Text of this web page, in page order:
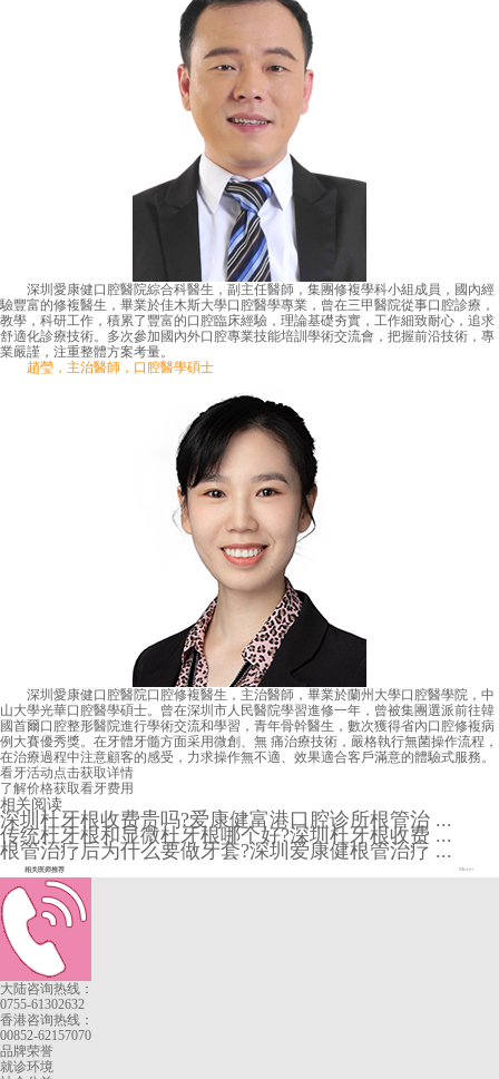
深圳愛康健口腔醫院綜合科醫生，副主任醫師，集團修複學科小組成員，國內經
驗豐富的修複醫生，畢業於佳木斯大學口腔醫學專業，曾在三甲醫院從事口腔診療，
教學，科研工作，積累了豐富的口腔臨床經驗，理論基礎夯實，工作細致耐心，追求
舒適化診療技術。多次參加國內外口腔專業技能培訓學術交流會，把握前沿技術，專
業嚴謹，注重整體方案考量。
趙瑩，主治醫師，口腔醫學碩士
深圳愛康健口腔醫院口腔修複醫生，主治醫師，畢業於蘭州大學口腔醫學院，中
山大學光華口腔醫學碩士。曾在深圳市人民醫院學習進修一年，曾被集團選派前往韓
國首爾口腔整形醫院進行學術交流和學習，青年骨幹醫生，數次獲得省內口腔修複病
例大賽優秀獎。在牙體牙髓方面采用微創、無 痛治療技術，嚴格執行無菌操作流程，
在治療過程中注意顧客的感受，力求操作無不適、效果適合客戶滿意的體驗式服務。
看牙活动点击获取详情
了解价格获取看牙费用
相关阅读
深圳杜牙根收费贵吗?爱康健富港口腔诊所根管治 ...
传统杜牙根和显微杜牙根哪个好?深圳杜牙根收费 ...
根管治疗后为什么要做牙套?深圳爱康健根管治疗 ...
相关医师推荐 More+
大陆咨询热线：
0755-61302632
香港咨询热线：
00852-62157070
品牌荣誉
就诊环境